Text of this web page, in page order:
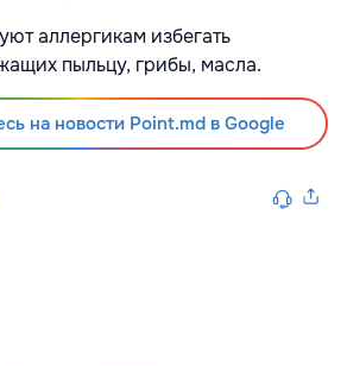
аллергикам избегать
пыльцу, грибы, масла.
на новости Point.md в Google